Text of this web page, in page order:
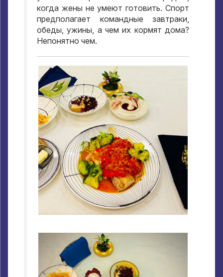
когда жены не умеют готовить.Спорт
предполагает командные завтраки,
обеды,ужины, а чем их кормят дома?
Непонятно чем.